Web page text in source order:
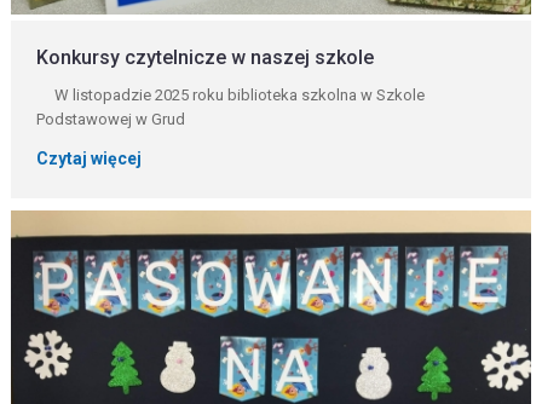
Konkursy czytelnicze w naszej szkole
W listopadzie 2025 roku biblioteka szkolna w Szkole
Podstawowej w Grud
Czytaj więcej